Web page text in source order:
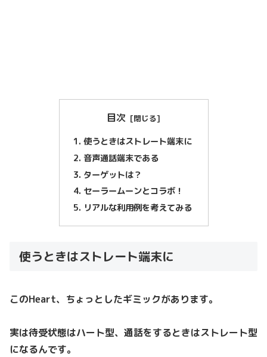
目次
使うときはストレート端末に
音声通話端末である
ターゲットは？
セーラームーンとコラボ！
リアルな利用例を考えてみる
使うときはストレート端末に
このHeart、ちょっとしたギミックがあります。
実は待受状態はハート型、通話をするときはストレート型
になるんです。